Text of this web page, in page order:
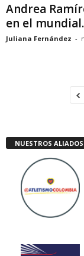
Andrea
en el
Juliana Fernández -
NUESTROS ALIADOS